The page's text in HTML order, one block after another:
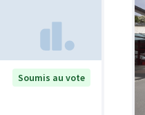
Soumis au vote